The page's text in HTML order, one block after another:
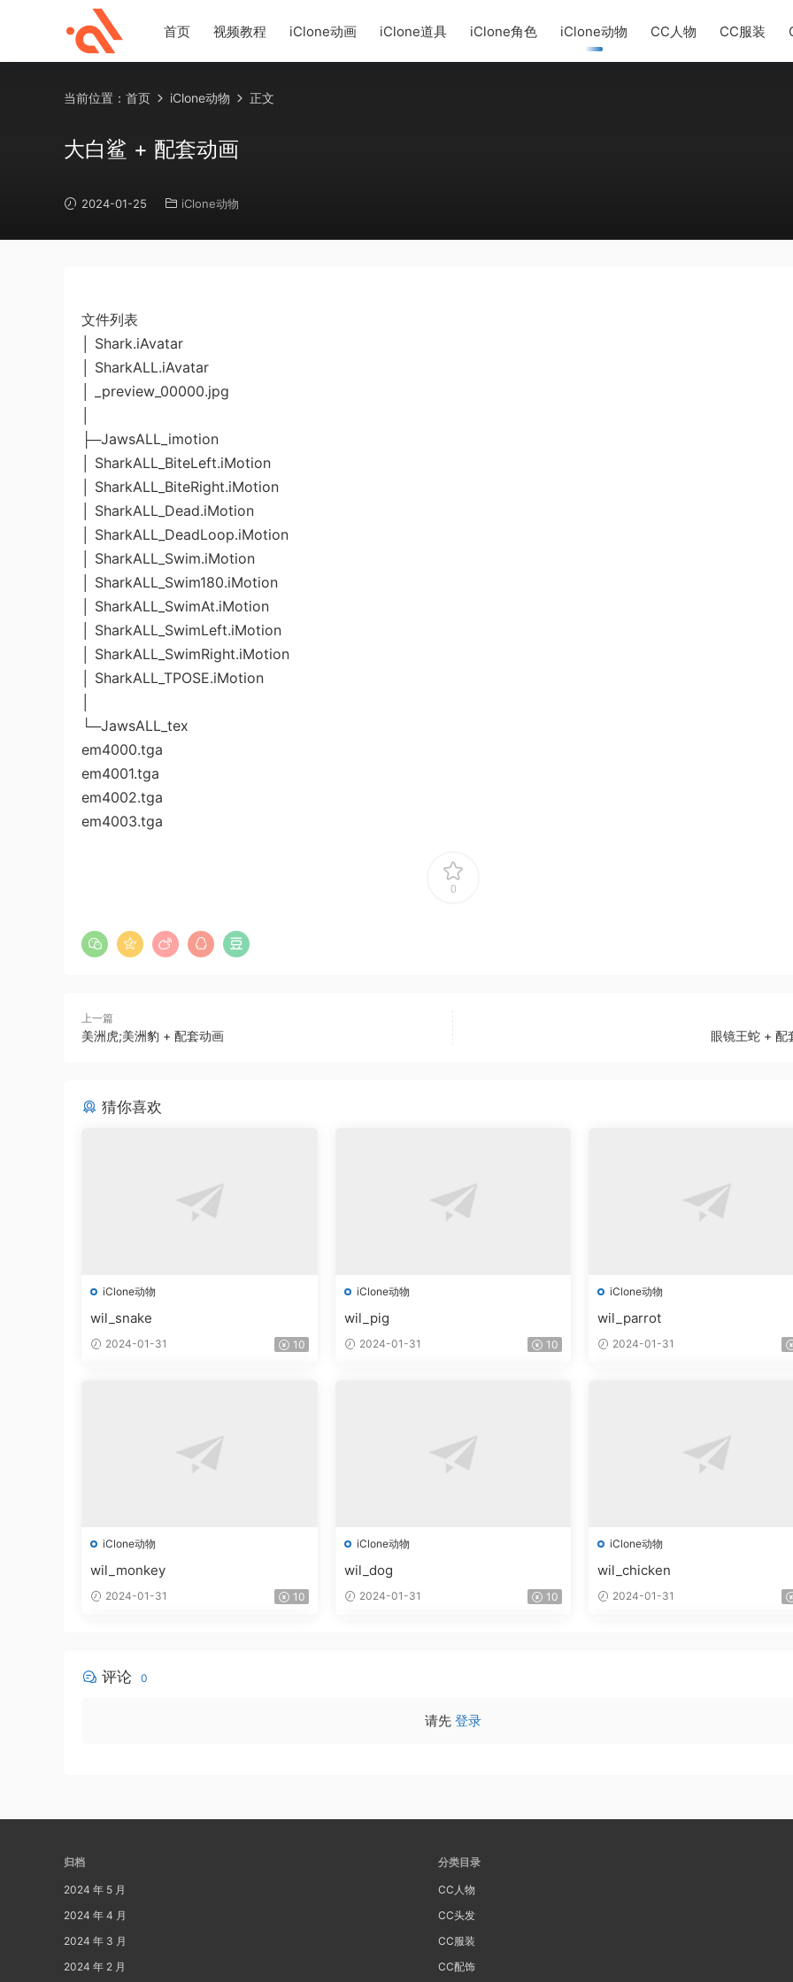
首页 视频教程 iClone动画 iClone道具 iClone角色 iClone动物 CC人物 CC服装
当前位置： 首页 iClone动物 正文
大白鲨 + 配套动画
2024-01-25 iClone动物
文件列表
│ Shark.iAvatar
│ SharkALL.iAvatar
│ _preview_00000.jpg
├─JawsALL_imotion
│ SharkALL_BiteLeft.iMotion
│ SharkALL_BiteRight.iMotion
│ SharkALL_Dead.iMotion
│ SharkALL_DeadLoop.iMotion
│ SharkALL_Swim.iMotion
│ SharkALL_Swim180.iMotion
│ SharkALL_SwimAt.iMotion
│ SharkALL_SwimLeft.iMotion
│ SharkALL_SwimRight.iMotion
│ SharkALL_TPOSE.iMotion
└─JawsALL_tex
em4000.tga
em4001.tga
em4002.tga
em4003.tga
0
上一篇
美洲虎;美洲豹 + 配套动画 眼镜王蛇 + 配
猜你喜欢
iClone动物
wil_snake
2024-01-31 10
iClone动物
wil_pig
2024-01-31 10
iClone动物
wil_parrot
2024-01-31
iClone动物
wil_monkey
2024-01-31 10
iClone动物
wil_dog
2024-01-31 10
iClone动物
wil_chicken
2024-01-31
评论 0
请先 登录
归档
2024 年 5 月
2024 年 4 月
2024 年 3 月
2024 年 2 月
分类目录
CC人物
CC头发
CC服装
CC配饰